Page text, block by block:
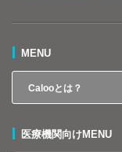
MENU
Calooとは？
医療機関向けMENU